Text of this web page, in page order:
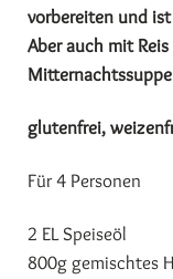
vorbereiten und
Aber auch mit
glutenfrei,
Für 4 Personen
2 EL Speiseöl
800g gemischtes